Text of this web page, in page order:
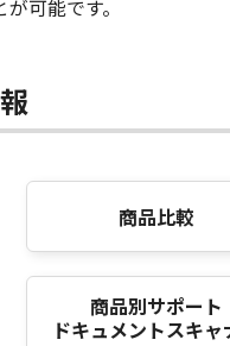
可能です。
商品比較
商品別サポート
ドキュメントスキャ